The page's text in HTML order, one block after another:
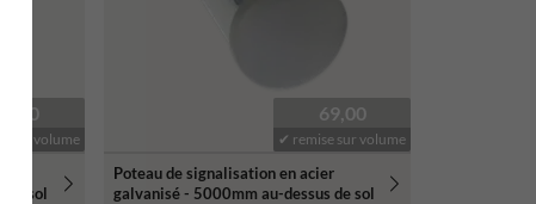
50,00
sur volume
de sol
69,00
✔ remise sur volume
Poteau de signalisation en acier
galvanisé - 5000mm au-dessus de sol